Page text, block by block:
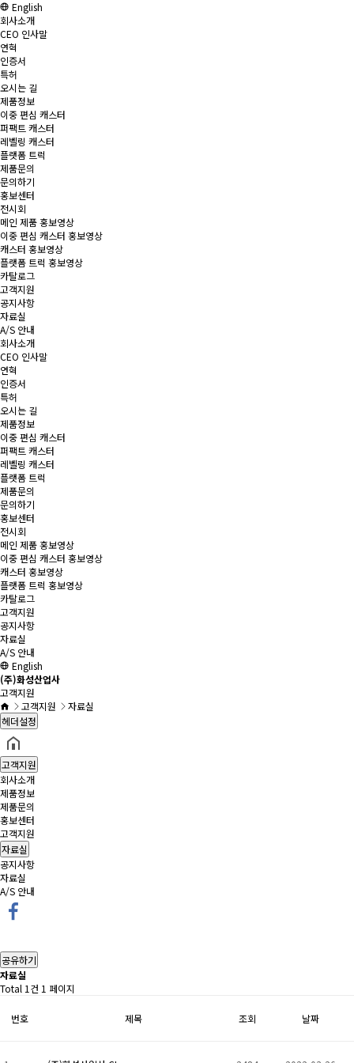
English
회사소개
CEO 인사말
연혁
인증서
특허
오시는 길
제품정보
이중 편심 캐스터
퍼팩트 캐스터
레벨링 캐스터
플랫폼 트럭
제품문의
문의하기
홍보센터
전시회
메인 제품 홍보영상
이중 편심 캐스터 홍보영상
캐스터 홍보영상
플랫폼 트럭 홍보영상
카탈로그
고객지원
공지사항
자료실
A/S 안내
회사소개
CEO 인사말
연혁
인증서
특허
오시는 길
제품정보
이중 편심 캐스터
퍼팩트 캐스터
레벨링 캐스터
플랫폼 트럭
제품문의
문의하기
홍보센터
전시회
메인 제품 홍보영상
이중 편심 캐스터 홍보영상
캐스터 홍보영상
플랫폼 트럭 홍보영상
카탈로그
고객지원
공지사항
자료실
A/S 안내
English
(주)화성산업사
고객지원
고객지원
자료실
헤더설정
고객지원
회사소개
제품정보
제품문의
홍보센터
고객지원
자료실
공지사항
자료실
A/S 안내
공유하기
자료실
Total 1건 1 페이지
번호 제목 조회 날짜